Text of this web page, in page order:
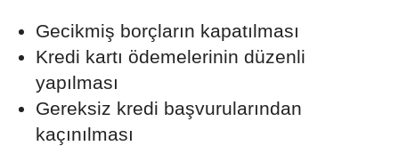
Gecikmiş borçların kapatılması
Kredi kartı ödemelerinin düzenli
yapılması
Gereksiz kredi başvurularından
kaçınılması